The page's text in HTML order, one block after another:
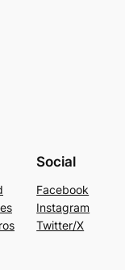
Social
Facebook
Instagram
Twitter/X